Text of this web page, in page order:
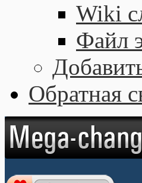
Wiki
Файл
Обратная